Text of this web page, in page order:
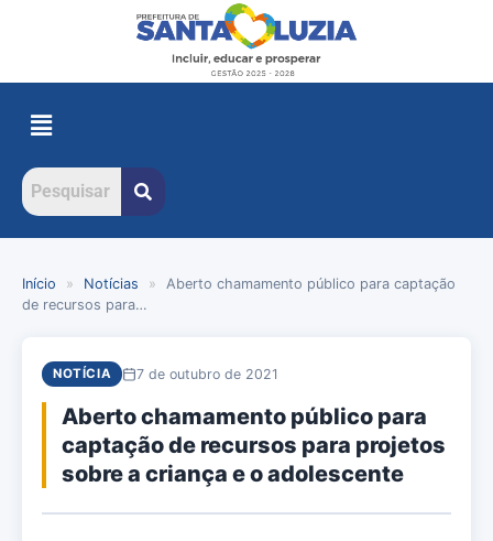
Início » Notícias »
Aberto chamamento público para captação
de recursos para…
NOTÍCIA 7 de outubro de 2021
Aberto chamamento público para
captação de recursos para projetos
sobre a criança e o adolescente